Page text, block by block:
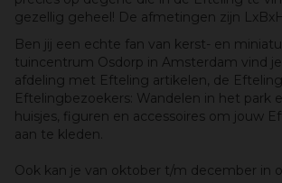
gezellig geheel! De afmetingen zijn LxBxH
Ben jij een echte fan van kerst- en
tuincentrum Osdorp in Amsterdam vind
afdeling met Efteling artikelen, de Efteling
Eftelingbezoekers: Wandelen in het park
huisjes, figuren en accessoires om jouw
aan te kleden.
Ook kan je van oktober t/m december in